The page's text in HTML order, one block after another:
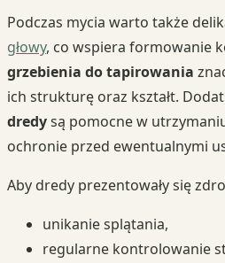
Podczas mycia warto także
głowy, co wspiera formowanie
grzebienia do tapirowania
ich strukturę oraz kształt.
dredysą pomocne w
ochronie przed ewentualnymi
Aby dredy prezentowały się
unikanie splątania,
regularne kontrolowanie